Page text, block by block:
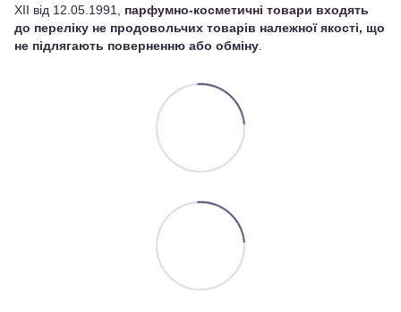
XII від 12.05.1991, парфумно-косметичні товари входять
до переліку не продовольчих товарів належної якості, що
не підлягають поверненню або обміну